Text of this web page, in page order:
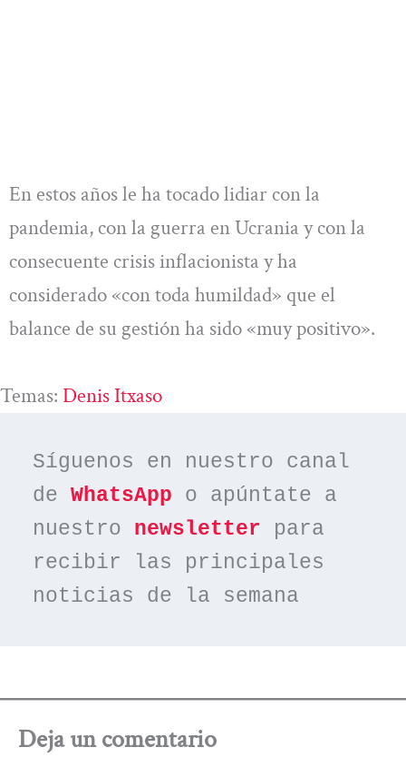
En estos años le ha tocado lidiar con la
pandemia, con la guerra en Ucrania y con la
consecuente crisis inflacionista y ha
considerado «con toda humildad» que el
balance de su gestión ha sido «muy positivo».
Temas: Denis Itxaso
Síguenos en nuestro canal
de WhatsApp o apúntate a
nuestro newsletter para
recibir las principales
noticias de la semana
Deja un comentario